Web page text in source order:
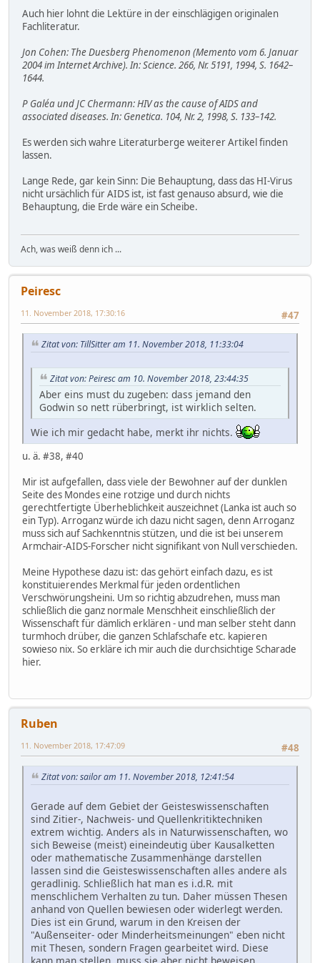
Auch hier lohnt die Lektüre in der einschlägigen originalen
Fachliteratur.
Jon Cohen: The Duesberg Phenomenon (Memento vom 6. Januar
2004 im Internet Archive). In: Science. 266, Nr. 5191, 1994, S. 1642–
1644.
P Galéa und JC Chermann: HIV as the cause of AIDS and
associated diseases. In: Genetica. 104, Nr. 2, 1998, S. 133–142.
Es werden sich wahre Literaturberge weiterer Artikel finden
lassen.
Lange Rede, gar kein Sinn: Die Behauptung, dass das HI-Virus
nicht ursächlich für AIDS ist, ist fast genauso absurd, wie die
Behauptung, die Erde wäre ein Scheibe.
Ach, was weiß denn ich ...
Peiresc
#47
11. November 2018, 17:30:16
Zitat von: TillSitter am 11. November 2018, 11:33:04
Zitat von: Peiresc am 10. November 2018, 23:44:35
Aber eins must du zugeben: dass jemand den
Godwin so nett rüberbringt, ist wirklich selten.
Wie ich mir gedacht habe, merkt ihr nichts.
u. ä. #38, #40
Mir ist aufgefallen, dass viele der Bewohner auf der dunklen
Seite des Mondes eine rotzige und durch nichts
gerechtfertigte Überheblichkeit auszeichnet (Lanka ist auch so
ein Typ). Arroganz würde ich dazu nicht sagen, denn Arroganz
muss sich auf Sachkenntnis stützen, und die ist bei unserem
Armchair-AIDS-Forscher nicht signifikant von Null verschieden.
Meine Hypothese dazu ist: das gehört einfach dazu, es ist
konstituierendes Merkmal für jeden ordentlichen
Verschwörungsheini. Um so richtig abzudrehen, muss man
schließlich die ganz normale Menschheit einschließlich der
Wissenschaft für dämlich erklären - und man selber steht dann
turmhoch drüber, die ganzen Schlafschafe etc. kapieren
sowieso nix. So erkläre ich mir auch die durchsichtige Scharade
hier.
Ruben
#48
11. November 2018, 17:47:09
Zitat von: sailor am 11. November 2018, 12:41:54
Gerade auf dem Gebiet der Geisteswissenschaften
sind Zitier-, Nachweis- und Quellenkritiktechniken
extrem wichtig. Anders als in Naturwissenschaften, wo
sich Beweise (meist) eineindeutig über Kausalketten
oder mathematische Zusammenhänge darstellen
lassen sind die Geisteswissenschaften alles andere als
geradlinig. Schließlich hat man es i.d.R. mit
menschlichem Verhalten zu tun. Daher müssen Thesen
anhand von Quellen bewiesen oder widerlegt werden.
Dies ist ein Grund, warum in den Kreisen der
"Außenseiter- oder Minderheitsmeinungen" eben nicht
mit Thesen, sondern Fragen gearbeitet wird. Diese
kann man stellen, muss sie aber nicht beweisen.